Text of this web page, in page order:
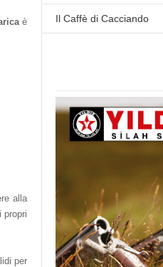
è
alla
propri
per
Il Caffè di Cacciando